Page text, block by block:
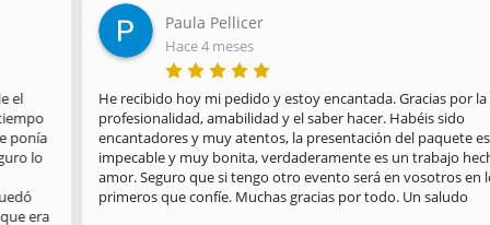
Paula Pellicer
Hace 4 meses
He recibido hoy mi pedido y estoy encantada. Gracias por la
profesionalidad, amabilidad y el saber hacer. Habéis sido
encantadores y muy atentos, la presentación del paquete es
impecable y muy bonita, verdaderamente es un trabajo hecho con
amor. Seguro que si tengo otro evento será en vosotros en los
primeros que confíe. Muchas gracias por todo. Un saludo